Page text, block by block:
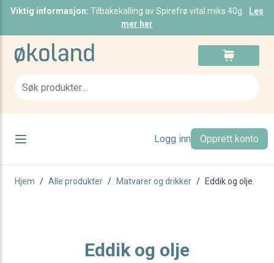
Viktig informasjon: Tilbakekalling av Spirefrø vital miks 40g.
Les
mer her
Skip to Content
Logg inn Opprett konto
Hjem / Alle produkter / Matvarer og drikker / Eddik og olje
Eddik og olje